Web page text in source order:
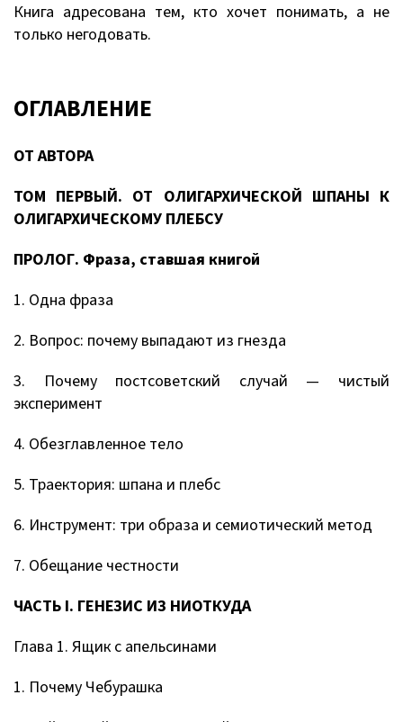
Книга адресована тем, кто хочет понимать, а не
только негодовать.
ОГЛАВЛЕНИЕ
ОТ АВТОРА
ТОМ ПЕРВЫЙ. ОТ ОЛИГАРХИЧЕСКОЙ ШПАНЫ К
ОЛИГАРХИЧЕСКОМУ ПЛЕБСУ
ПРОЛОГ. Фраза, ставшая книгой
1. Одна фраза
2. Вопрос: почему выпадают из гнезда
3. Почему постсоветский случай — чистый
эксперимент
4. Обезглавленное тело
5. Траектория: шпана и плебс
6. Инструмент: три образа и семиотический метод
7. Обещание честности
ЧАСТЬ I. ГЕНЕЗИС ИЗ НИОТКУДА
Глава 1. Ящик с апельсинами
1. Почему Чебурашка